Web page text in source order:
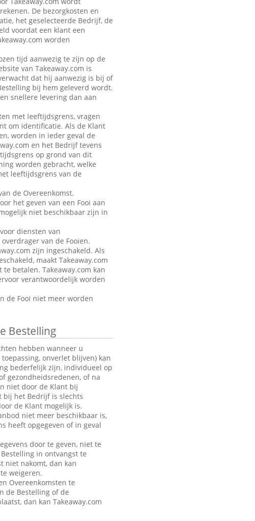
De bezorgkosten en
het geselecteerde Bedrijf, de
voordat een klant een
worden
tijd aanwezig te zijn op de
van Takeaway.com is
dat hij aanwezig is bij of
bij hem geleverd wordt.
snellere levering dan aan
met leeftijdsgrens, vragen
om identificatie. Als de Klant
worden in ieder geval de
en het Bedrijf tevens
op grond van dit
worden gebracht, welke
leeftijdsgrens van de
de Overeenkomst.
het geven van een Fooi aan
niet beschikbaar zijn in
diensten van
van de Fooien.
zijn ingeschakeld. Als
maakt Takeaway.com
betalen. Takeaway.com kan
verantwoordelijk worden
de Fooi niet meer worden
Bestelling
hebben wanneer u
onverlet blijven) kan
bederfelijk zijn, individueel op
gezondheidsredenen, of na
niet door de Klant bij
bij het Bedrijf is slechts
de Klant mogelijk is.
niet meer beschikbaar is,
heeft opgegeven of in geval
door te geven, niet te
in ontvangst te
niet nakomt, dan kan
weigeren.
Overeenkomsten te
de Bestelling of de
dan kan Takeaway.com